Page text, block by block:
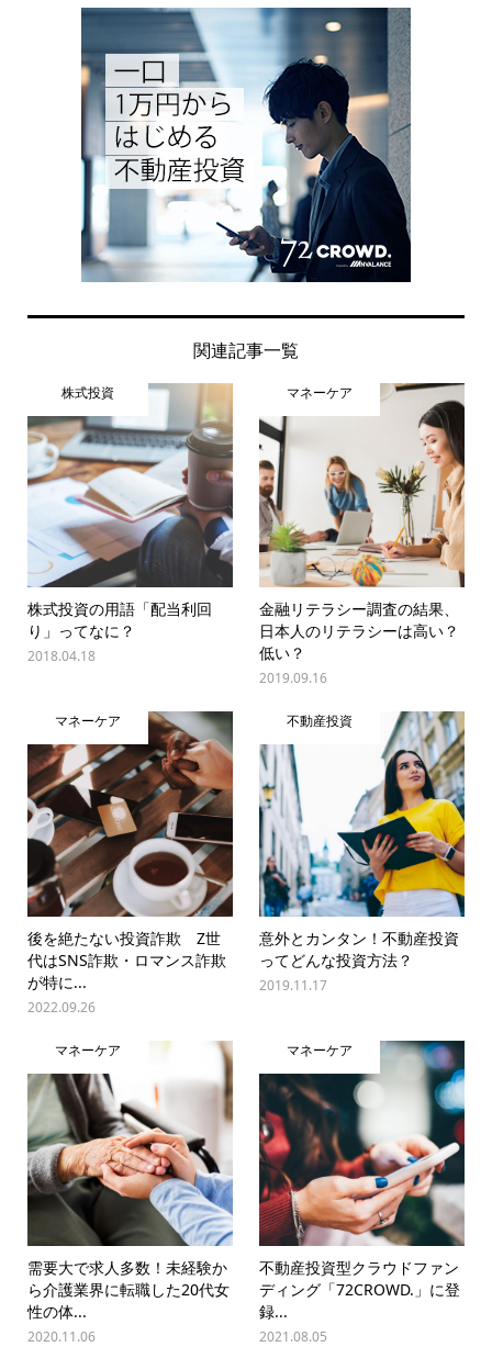
関連記事一覧
株式投資
株式投資の用語「配当利回
り」ってなに？
2018.04.18
マネーケア
金融リテラシー調査の結果、
日本人のリテラシーは高い？
低い？
2019.09.16
マネーケア
後を絶たない投資詐欺 Z世
代はSNS詐欺・ロマンス詐欺
が特に...
2022.09.26
不動産投資
意外とカンタン！不動産投資
ってどんな投資方法？
2019.11.17
マネーケア
需要大で求人多数！未経験か
ら介護業界に転職した20代女
性の体...
2020.11.06
マネーケア
不動産投資型クラウドファン
ディング「72CROWD.」に登
録...
2021.08.05